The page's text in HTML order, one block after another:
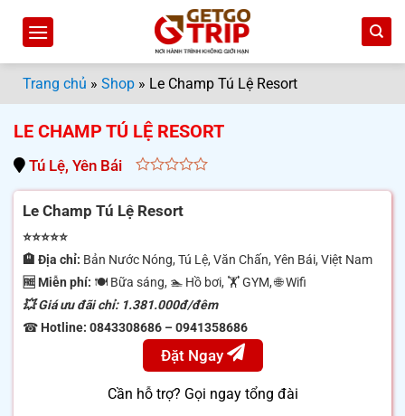
dungTrang chủ » Shop » Le Champ Tú Lệ Resort
LE CHAMP TÚ LỆ RESORT
Tú Lệ, Yên Bái
0
of
Le Champ Tú Lệ Resort
⭐⭐⭐⭐⭐
🏨 Địa chỉ: Bản Nước Nóng, Tú Lệ, Văn Chấn, Yên Bái, Việt Nam
🆓 Miễn phí: 🍽 Bữa sáng, 🏊 Hồ bơi, 🏋️ GYM, 🌐 Wifi
💥 Giá ưu đãi chỉ: 1.381.000đ/đêm
☎ Hotline: 0843308686 – 0941358686
Đặt Ngay
Cần hỗ trợ? Gọi ngay tổng đài